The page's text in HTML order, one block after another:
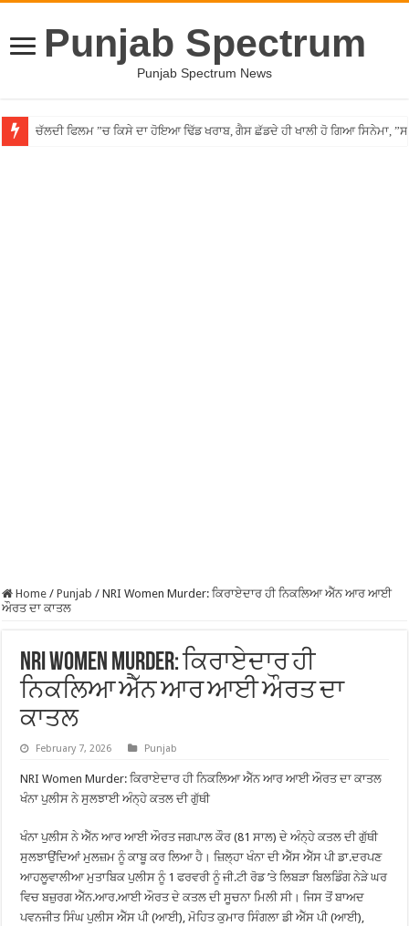
Punjab Spectrum
Punjab Spectrum News
ਚੱਲਦੀ ਫਿਲਮ ”ਚ ਕਿਸੇ ਦਾ ਹੋਇਆ ਢਿੱਡ ਖਰਾਬ, ਗੈਸ ਛੱਡਦੇ ਹੀ ਖਾਲੀ ਹੋ ਗਿਆ ਸਿਨੇਮਾ,
Home / Punjab / NRI Women Murder: ਕਿਰਾਏਦਾਰ ਹੀ ਨਿਕਲਿਆ ਐੱਨ ਆਰ ਆਈ
ਔਰਤ ਦਾ ਕਾਤਲ
NRI Women Murder: ਕਿਰਾਏਦਾਰ ਹੀ
ਨਿਕਲਿਆ ਐੱਨ ਆਰ ਆਈ ਔਰਤ ਦਾ
ਕਾਤਲ
February 7, 2026 Punjab
NRI Women Murder: ਕਿਰਾਏਦਾਰ ਹੀ ਨਿਕਲਿਆ ਐੱਨ ਆਰ ਆਈ ਔਰਤ ਦਾ ਕਾਤਲ
ਖੰਨਾ ਪੁਲੀਸ ਨੇ ਸੁਲਝਾਈ ਅੰਨ੍ਹੇ ਕਤਲ ਦੀ ਗੁੱਥੀ
ਖੰਨਾ ਪੁਲੀਸ ਨੇ ਐੱਨ ਆਰ ਆਈ ਔਰਤ ਜਗਪਾਲ ਕੌਰ (81 ਸਾਲ) ਦੇ ਅੰਨ੍ਹੇ ਕਤਲ ਦੀ ਗੁੱਥੀ
ਸੁਲਝਾਉਂਦਿਆਂ ਮੁਲਜ਼ਮ ਨੂੰ ਕਾਬੂ ਕਰ ਲਿਆ ਹੈ। ਜ਼ਿਲ੍ਹਾ ਖੰਨਾ ਦੀ ਐੱਸ ਐੱਸ ਪੀ ਡਾ.ਦਰਪਣ
ਆਹਲੂਵਾਲੀਆ ਮੁਤਾਬਿਕ ਪੁਲੀਸ ਨੂੰ 1 ਫਰਵਰੀ ਨੂੰ ਜੀ.ਟੀ ਰੋਡ ’ਤੇ ਲਿਬੜਾ ਬਿਲਡਿੰਗ ਨੇੜੇ ਘਰ
ਵਿਚ ਬਜ਼ੁਰਗ ਐੱਨ.ਆਰ.ਆਈ ਔਰਤ ਦੇ ਕਤਲ ਦੀ ਸੂਚਨਾ ਮਿਲੀ ਸੀ। ਜਿਸ ਤੋਂ ਬਾਅਦ
ਪਵਨਜੀਤ ਸਿੰਘ ਪੁਲੀਸ ਐੱਸ ਪੀ (ਆਈ), ਮੋਹਿਤ ਕੁਮਾਰ ਸਿੰਗਲਾ ਡੀ ਐੱਸ ਪੀ (ਆਈ),